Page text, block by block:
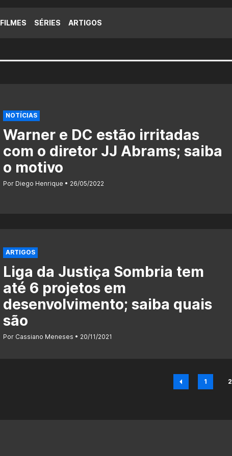
FILMES SÉRIES ARTIGOS
NOTÍCIAS
Warner e DC estão irritadas
com o diretor JJ Abrams; saiba
o motivo
Por Diego Henrique 26/05/2022
ARTIGOS
Liga da Justiça Sombria tem
até 6 projetos em
desenvolvimento; saiba quais
são
Por Cassiano Meneses 20/11/2021
Página
1
2